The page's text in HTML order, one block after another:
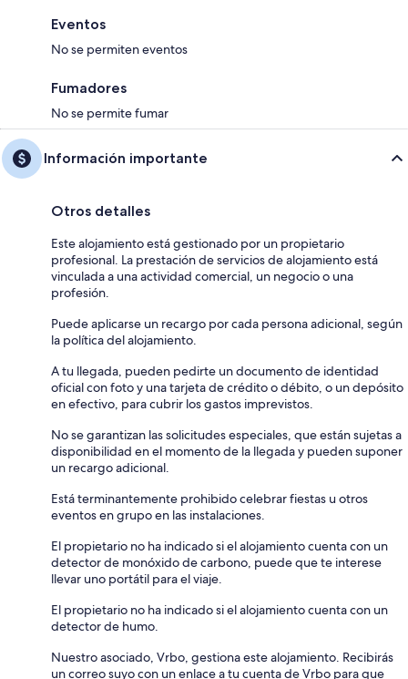
Eventos
No se permiten eventos
Fumadores
No se permite fumar
Información importante
Otros detalles
Este alojamiento está gestionado por un propietario
profesional. La prestación de servicios de alojamiento está
vinculada a una actividad comercial, un negocio o una
profesión.
Puede aplicarse un recargo por cada persona adicional, según
la política del alojamiento.
A tu llegada, pueden pedirte un documento de identidad
oficial con foto y una tarjeta de crédito o débito, o un depósito
en efectivo, para cubrir los gastos imprevistos.
No se garantizan las solicitudes especiales, que están sujetas a
disponibilidad en el momento de la llegada y pueden suponer
un recargo adicional.
Está terminantemente prohibido celebrar fiestas u otros
eventos en grupo en las instalaciones.
El propietario no ha indicado si el alojamiento cuenta con un
detector de monóxido de carbono, puede que te interese
llevar uno portátil para el viaje.
El propietario no ha indicado si el alojamiento cuenta con un
detector de humo.
Nuestro asociado, Vrbo, gestiona este alojamiento. Recibirás
un correo suyo con un enlace a tu cuenta de Vrbo para que